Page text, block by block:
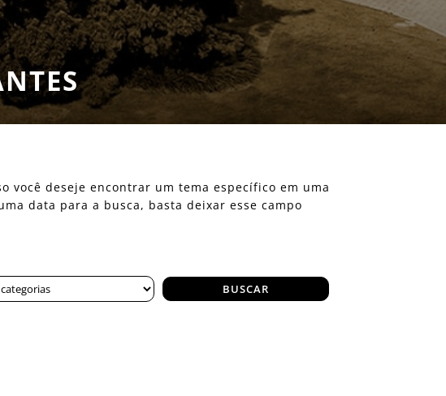
deseje encontrar um tema específico em uma
data para a busca, basta deixar esse campo